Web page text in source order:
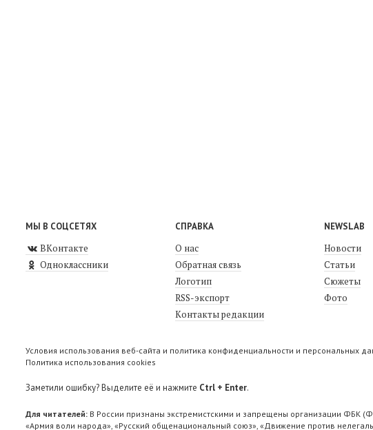
МЫ В СОЦСЕТЯХ
ВКонтакте
Одноклассники
СПРАВКА
О нас
Обратная связь
Логотип
RSS-экспорт
Контакты редакции
NEWSLAB
Новости
Статьи
Сюжеты
Фото
Условия использования веб-сайта и политика конфиденциальности и персональных
Политика использования cookies
Заметили ошибку? Выделите её и нажмите Ctrl + Enter.
Для читателей: В России признаны экстремистскими и запрещены организации ФБК
«Армия воли народа», «Русский общенациональный союз», «Движение против